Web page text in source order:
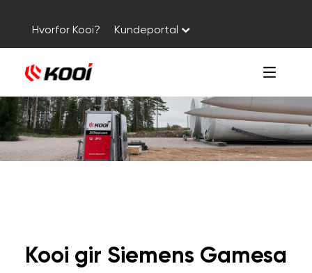
Hvorfor Kooi? Kundeportal
Kooi gir Siemens Gamesa